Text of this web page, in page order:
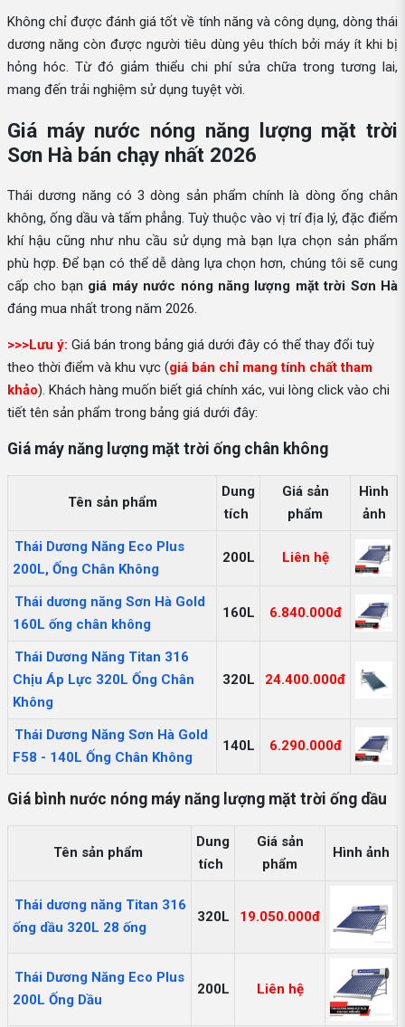
Không chỉ được đánh giá tốt về tính năng và công dụng, dòng thái
dương năng còn được người tiêu dùng yêu thích bởi máy ít khi bị
hỏng hóc. Từ đó giảm thiểu chi phí sửa chữa trong tương lai,
mang đến trải nghiệm sử dụng tuyệt vời.
Giá máy nước nóng năng lượng mặt trời
Sơn Hà bán chạy nhất 2026
Thái dương năng có 3 dòng sản phẩm chính là dòng ống chân
không, ống dầu và tấm phẳng. Tuỳ thuộc vào vị trí địa lý, đặc điểm
khí hậu cũng như nhu cầu sử dụng mà bạn lựa chọn sản phẩm
phù hợp. Để bạn có thể dễ dàng lựa chọn hơn, chúng tôi sẽ cung
cấp cho bạn giá máy nước nóng năng lượng mặt trời Sơn Hà
đáng mua nhất trong năm 2026.
>>>Lưu ý: Giá bán trong bảng giá dưới đây có thể thay đổi tuỳ
theo thời điểm và khu vực (giá bán chỉ mang tính chất tham
khảo). Khách hàng muốn biết giá chính xác, vui lòng click vào chi
tiết tên sản phẩm trong bảng giá dưới đây:
Giá máy năng lượng mặt trời ống chân không
Tên sản phẩm
Dung
tích
Giá sản
phẩm
Hình
ảnh
Thái Dương Năng Eco Plus
200L, Ống Chân Không
200L Liên hệ
Thái dương năng Sơn Hà Gold
160L ống chân không
160L 6.840.000đ
Thái Dương Năng Titan 316
Chịu Áp Lực 320L Ống Chân
Không
320L 24.400.000đ
Thái Dương Năng Sơn Hà Gold
F58 - 140L Ống Chân Không
140L 6.290.000đ
Giá bình nước nóng máy năng lượng mặt trời ống dầu
Tên sản phẩm
Dung
tích
Giá sản
phẩm
Hình ảnh
Thái dương năng Titan 316
ống dầu 320L 28 ống
320L 19.050.000đ
Thái Dương Năng Eco Plus
200L Ống Dầu
200L Liên hệ